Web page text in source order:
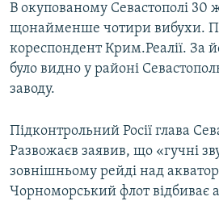
В окупованому Севастополі 30
щонайменше чотири вибухи.
кореспондент Крим.Реалії. За
було видно у районі
заводу.
Підконтрольний Росії глава
Развожаєв заявив, що «гучні
зовнішньому рейді над
Чорноморський флот відбиває